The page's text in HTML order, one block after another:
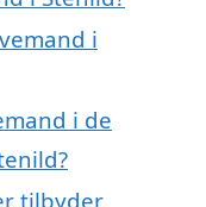
i
i de
tilbyder